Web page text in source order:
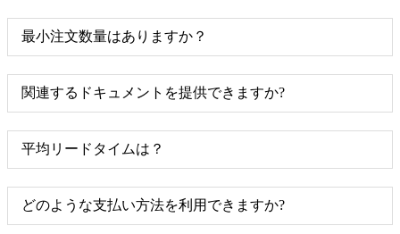
最小注文数量はありますか？
関連するドキュメントを提供できますか?
平均リードタイムは？
どのような支払い方法を利用できますか?